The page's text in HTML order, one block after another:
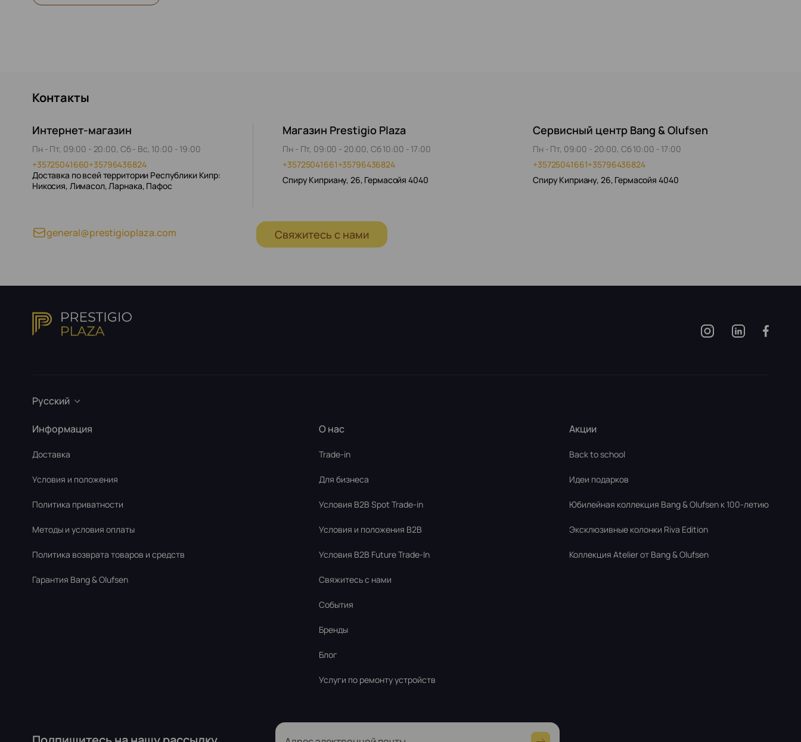
Контакты
Интернет-магазин
Пн - Пт, 09:00 - 20:00, Сб - Вс, 10:00 - 19:00
+35725041660+35796436824
Доставка по всей территории Республики Кипр:
Никосия, Лимасол, Ларнака, Пафос
Магазин Prestigio Plaza
Пн - Пт, 09:00 - 20:00, Сб 10:00 - 17:00
+35725041661+35796436824
Спиру Киприану, 26, Гермасойя 4040
Сервисный центр Bang & Olufsen
Пн - Пт, 09:00 - 20:00, Сб 10:00 - 17:00
+35725041661+35796436824
Спиру Киприану, 26, Гермасойя 4040
general@prestigioplaza.com Свяжитесь с нами
Русский
Информация
Доставка
Условия и положения
Политика приватности
Методы и условия оплаты
Политика возврата товаров и средств
Гарантия Bang & Olufsen
О нас
Trade-in
Для бизнеса
Условия В2В Spot Trade-in
Условия и положения B2B
Условия B2B Future Trade-In
Свяжитесь с нами
События
Бренды
Блог
Услуги по ремонту устройств
Акции
Back to school
Идеи подарков
Юбилейная коллекция Bang & Olufsen к 100-летию
Эксклюзивные колонки Riva Edition
Коллекция Atelier от Bang & Olufsen